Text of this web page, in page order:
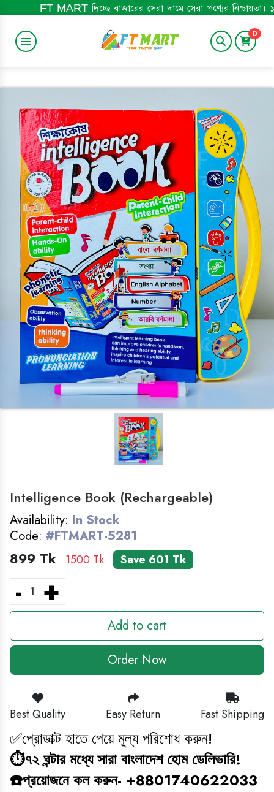
BABY ITEM
HOME&LIFESTYLE
TRENDING
BABY BOOK
ELECTRONICS
MEN'S ITEM
BEST SELLING
LADIES ZONE
SMART WATCH
COSMETICS
FOLDING TABLE
GADGET
FEMALE WATCH
BABY GAMING TOY
HEADPHONE
BABY ANTI BLUE LIGHT SUNGLASS
STUDY COMBO
দিচ্ছে বাজারের সেরা দামে সেরা পণ্যের নিশ্চায়তা। ১০০%
0
Intelligence Book (Rechargeable)
Availability: In Stock
Code: #FTMART-5281
899 Tk 1500 Tk Save 601 Tk
- +
Add to cart
Order Now
Best Quality Easy Return Fast Shipping
✅প্রোডাক্ট হাতে পেয়ে মূল্য পরিশোধ করুন!
⏱️৭২ ঘন্টার মধ্যে সারা বাংলাদেশ হোম ডেলিভারি!
☎️প্রয়োজনে কল করুন- +8801740622033